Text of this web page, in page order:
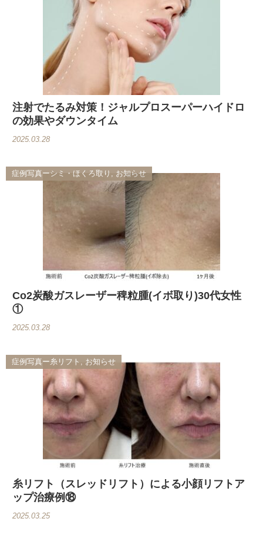
注射でたるみ対策！ジャルプロスーパーハイドロ
の効果やダウンタイム
2025.03.28
症例写真ーシミ・ほくろ取り, お知らせ
Co2炭酸ガスレーザー稗粒腫(イボ取り)30代女性
①
2025.03.28
症例写真ー糸リフト, お知らせ
糸リフト（スレッドリフト）による小顔リフトア
ップ治療例⑱
2025.03.25